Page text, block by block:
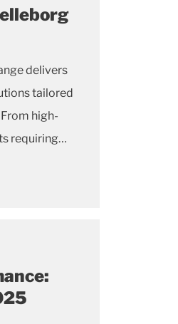
delivers
tailored
high-
requiring